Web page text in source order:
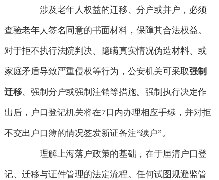
涉及老年人权益的迁移、分户或并户，必须
查验老年人签名同意的书面材料，保障其合法权益。
对于拒不执行法院判决、隐瞒真实情况伪造材料、或
家庭矛盾导致严重侵权等行为，公安机关可采取强制
迁移、强制分户或强制注销等措施。强制执行决定作
出后，户口登记机关将在7日内办理相应手续，并对拒
不交出户口簿的情况签发新证备注“续户”。
理解上海落户政策的基础，在于厘清户口登
记、迁移与证件管理的法定流程。任何试图规避监管